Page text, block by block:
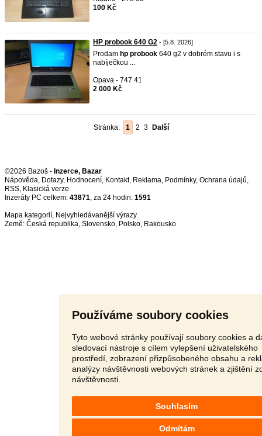
Používáme soubory cookies
Tyto webové stránky používají soubory cookies a
sledovací nástroje s cílem vylepšení uživatelského
prostředí, zobrazení přizpůsobeného obsahu a
analýzy návštěvnosti webových stránek a zjištění
návštěvnosti.
Souhlasím
Odmítám
100 Kč
HP probook 640 G2 - [5.8. 2026]
Prodam hp probook 640 g2 v dobrém stavu i s
nabíječkou ...
Opava - 747 41
2 000 Kč
Stránka: 1 2 3 Další
©2026 Bazoš - Inzerce, Bazar
Nápověda, Dotazy, Hodnocení, Kontakt, Reklama, Podmínky, Ochrana údajů,
RSS,
Inzeráty PC celkem: 43871, za 24 hodin: 1591
Mapa kategorií, Nejvyhledávanější výrazy
Země: Česká republika, Slovensko, Polsko, Rakousko